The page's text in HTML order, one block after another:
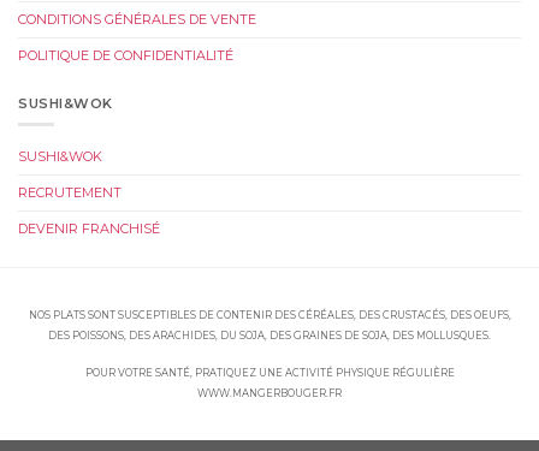
CONDITIONS GÉNÉRALES DE VENTE
POLITIQUE DE CONFIDENTIALITÉ
SUSHI&WOK
SUSHI&WOK
RECRUTEMENT
DEVENIR FRANCHISÉ
NOS PLATS SONT SUSCEPTIBLES DE CONTENIR DES CÉRÉALES, DES CRUSTACÉS, DES OEUFS,
DES POISSONS, DES ARACHIDES, DU SOJA, DES GRAINES DE SOJA, DES MOLLUSQUES.
POUR VOTRE SANTÉ, PRATIQUEZ UNE ACTIVITÉ PHYSIQUE RÉGULIÈRE
WWW.MANGERBOUGER.FR